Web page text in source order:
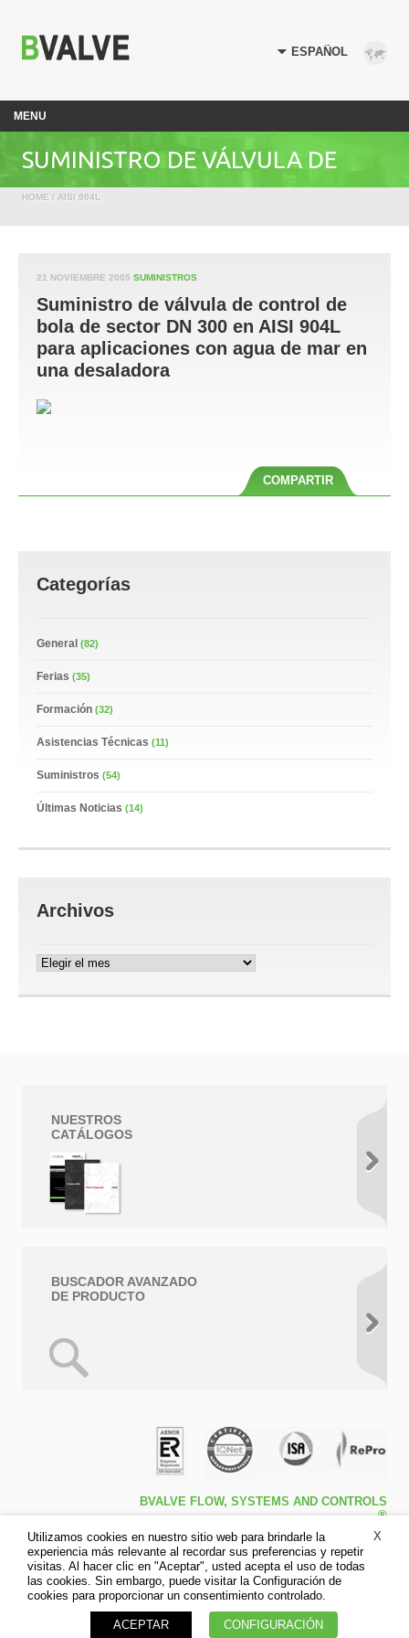
MENU
SUMINISTRO DE VÁLVULA DE
300 EN AISI 904L PARA
APLICACIONES CON AGUA DE MAR
EN UNA DESALADORA
HOME / AISI 904L
21 NOVIEMBRE 2005 SUMINISTROS
Suministro de válvula de control de
bola de sector DN 300 en AISI 904L
para aplicaciones con agua de mar en
una desaladora
COMPARTIR
Categorías
General (82)
Ferias (35)
Formación (32)
Asistencias Técnicas (11)
Suministros (54)
Últimas Noticias (14)
Archivos
Archivos
NUESTROS
CATÁLOGOS
BUSCADOR AVANZADO
DE PRODUCTO
BVALVE FLOW, SYSTEMS AND CONTROLS
®
Travessa de Peralta 5ª – Pol. Ind. l1 46540 El
Puig (Valencia)
Tfno: +34 961.473.161
Fax: +34 961.473.170
Aviso legal
Política de cookies
X
Utilizamos cookies en nuestro sitio web para brindarle la
experiencia más relevante al recordar sus preferencias y repetir
visitas. Al hacer clic en "Aceptar", usted acepta el uso de todas
las cookies. Sin embargo, puede visitar la Configuración de
cookies para proporcionar un consentimiento controlado.
ACEPTAR CONFIGURACIÓN